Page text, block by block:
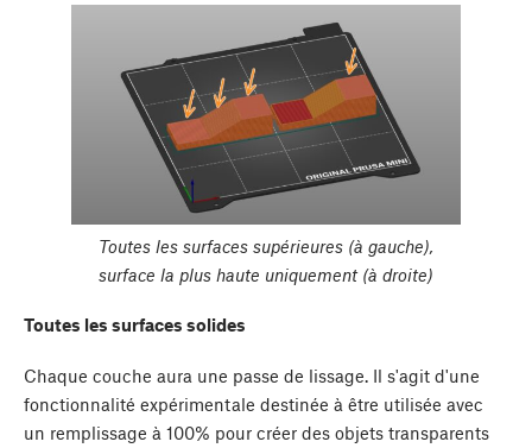
Toutes les surfaces supérieures (à gauche),
surface la plus haute uniquement (à droite)
Toutes les surfaces solides
Chaque couche aura une passe de lissage. Il s'agit d'une
fonctionnalité expérimentale destinée à être utilisée avec
un remplissage à 100% pour créer des objets transparents